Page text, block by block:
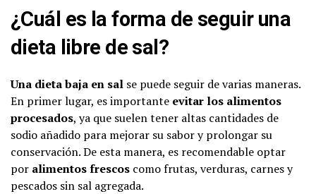
¿Cuál es la forma de seguir una
dieta libre de sal?
Una dieta baja en sal se puede seguir de varias maneras.
En primer lugar, es importante evitar los alimentos
procesados, ya que suelen tener altas cantidades de
sodio añadido para mejorar su sabor y prolongar su
conservación. De esta manera, es recomendable optar
por alimentos frescos como frutas, verduras, carnes y
pescados sin sal agregada.